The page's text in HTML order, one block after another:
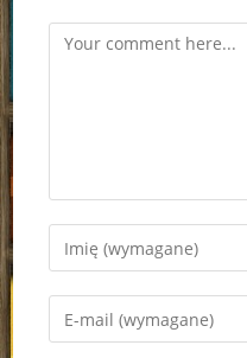
Comment
Enter
your
name
Enter
your